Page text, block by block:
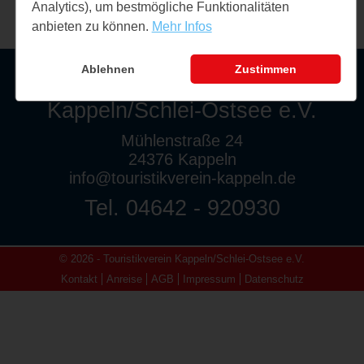
Touristikverein
Kappeln/Schlei-Ostsee e.V.
Mühlenstraße 24
24376 Kappeln
info@touristikverein-kappeln.de
Tel. 04642 - 920930
© 2026 - Touristikverein Kappeln/Schlei-Ostsee e.V.
Kontakt
Anreise AGB Impressum Datenschutz
Analytics), um bestmögliche Funktionalitäten
anbieten zu können. Mehr Infos
Ablehnen Zustimmen